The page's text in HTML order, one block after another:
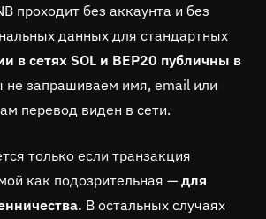
проходит без аккаунта и без
данных для стандартных
в сетях SOL и BEP20 публичны в
не запрашиваем имя, email или
перевод виден в сети.
только если транзакция
как подозрительная — для
В остальных случаях